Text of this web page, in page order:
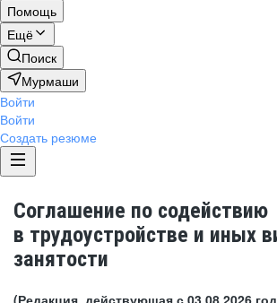
Помощь
Ещё
Поиск
Мурмаши
Войти
Войти
Создать резюме
Соглашение по содействию
в трудоустройстве и иных
занятости
(Редакция, действующая с 03.08.2026